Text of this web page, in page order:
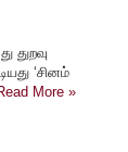
துறவு
‘சினம்
More »